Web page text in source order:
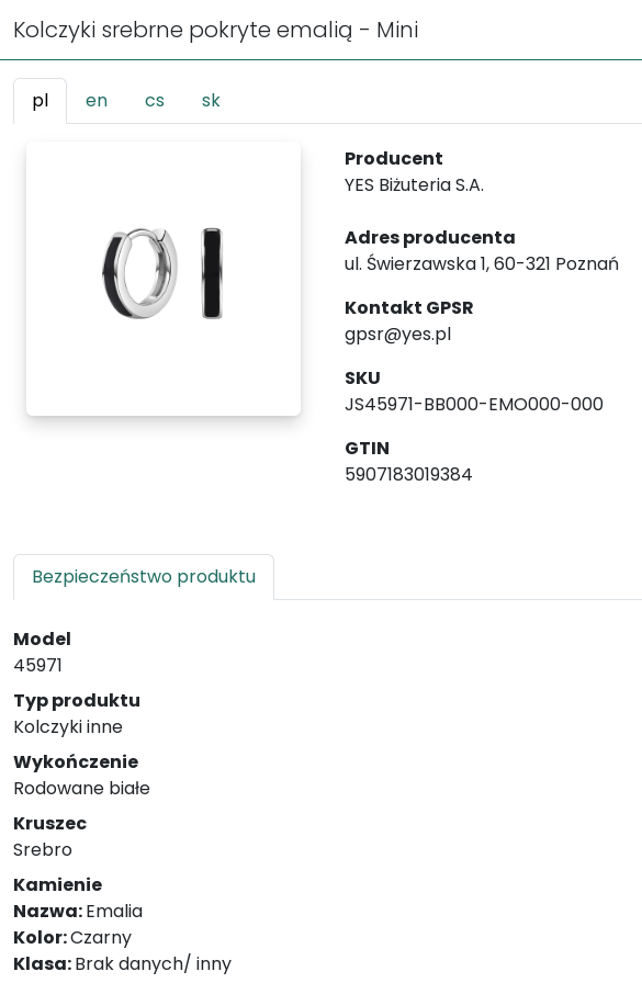
Kolczyki srebrne pokryte emalią - Mini
pl en cs sk
Producent
YES Biżuteria S.A.
Adres producenta
ul. Świerzawska 1, 60-321 Poznań
Kontakt GPSR
gpsr@yes.pl
SKU
JS45971-BB000-EMO000-000
GTIN
5907183019384
Bezpieczeństwo produktu
Model
45971
Typ produktu
Kolczyki inne
Wykończenie
Rodowane białe
Kruszec
Srebro
Kamienie
Nazwa:Emalia
Kolor:Czarny
Klasa:Brak danych/ inny